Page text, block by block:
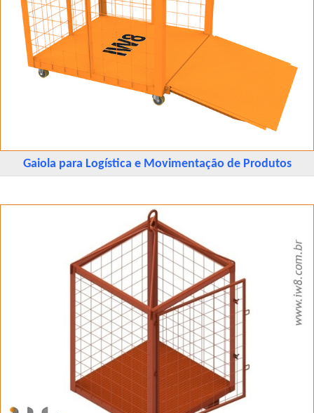
Gaiola para Logística e Movimentação de Produtos